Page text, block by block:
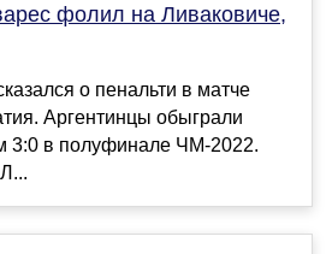
фолил на Ливаковиче,
о пенальти в матче
Аргентинцы обыграли
3:0 в полуфинале ЧМ-2022.